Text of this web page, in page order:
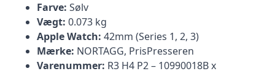
Farve: Sølv
Vægt: 0.073 kg
Apple Watch: 42mm (Series 1, 2, 3)
Mærke: NORTAGG, PrisPresseren
Varenummer: R3 H4 P2 – 10990018B x